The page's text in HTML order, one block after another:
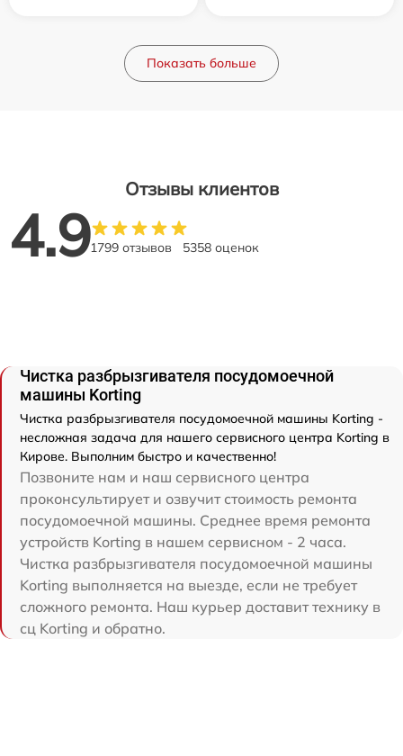
Показать больше
Отзывы клиентов
4.91799 отзывов 5358 оценок
Чистка разбрызгивателя посудомоечной
машины Korting
Чистка разбрызгивателя посудомоечной машины Korting -
несложная задача для нашего сервисного центра Korting в
Кирове. Выполним быстро и качественно!
Позвоните нам и наш сервисного центра
проконсультирует и озвучит стоимость ремонта
посудомоечной машины. Среднее время ремонта
устройств Korting в нашем сервисном - 2 часа.
Чистка разбрызгивателя посудомоечной машины
Korting выполняется на выезде, если не требует
сложного ремонта. Наш курьер доставит технику в
сц Korting и обратно.